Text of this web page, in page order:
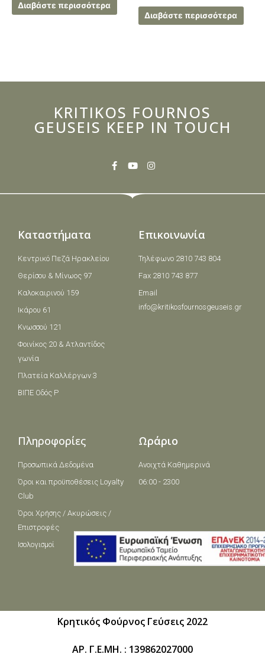
Διαβάστε περισσότερα
Διαβάστε περισσότερα
KRITIKOS FOURNOS
GEUSEIS KEEP IN TOUCH
Καταστήματα
Κεντρικό Πεζά Ηρακλείου
Θερίσου & Μίνωος 97
Καλοκαιρινού 159
Ικάρου 61
Κνωσσού 121
Φοινίκος 20 & Ατλαντίδος
γωνία
Πλατεία Καλλέργων 3
ΒΙΠΕ Οδός Ρ
Επικοινωνία
Τηλέφωνο 2810 743 804
Fax 2810 743 877
Email
info@kritikosfournosgeuseis.gr
Πληροφορίες
Προσωπικά Δεδομένα
Όροι και πρoϋποθέσεις Loyalty
Club
Όροι Χρήσης / Ακυρώσεις /
Επιστροφές
Ισολογισμοί
Ωράριο
Ανοιχτά Καθημερινά
06:00 - 2300
Κρητικός Φούρνος Γεύσεις 2022
ΑΡ. Γ.Ε.ΜΗ. : 139862027000